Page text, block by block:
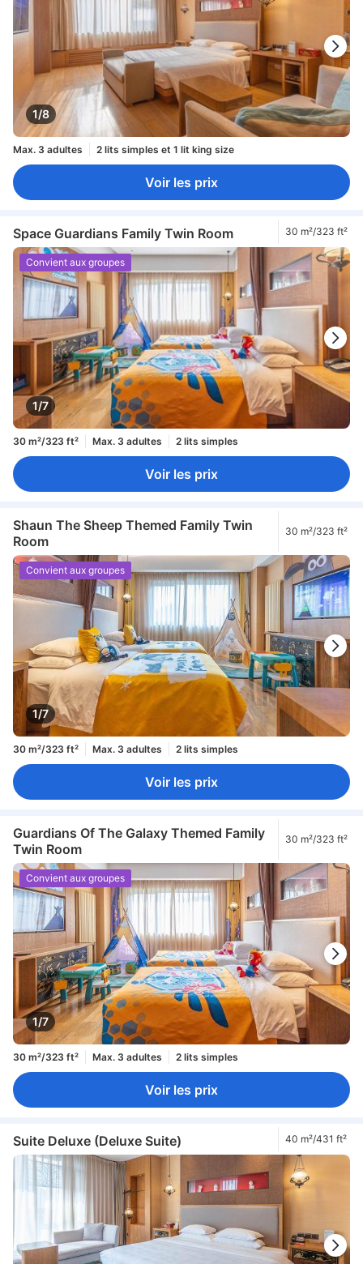
1/8
Max. 3 adultes 2 lits simples et 1 lit king size
Voir les prix
Space Guardians Family Twin Room 30 m²/323 ft²
1/7
Convient aux groupes
30 m²/323 ft² Max. 3 adultes 2 lits simples
Voir les prix
Shaun The Sheep Themed Family Twin
Room
30 m²/323 ft²
1/7
Convient aux groupes
30 m²/323 ft² Max. 3 adultes 2 lits simples
Voir les prix
Guardians Of The Galaxy Themed Family
Twin Room
30 m²/323 ft²
1/7
Convient aux groupes
30 m²/323 ft² Max. 3 adultes 2 lits simples
Voir les prix
Suite Deluxe (Deluxe Suite) 40 m²/431 ft²